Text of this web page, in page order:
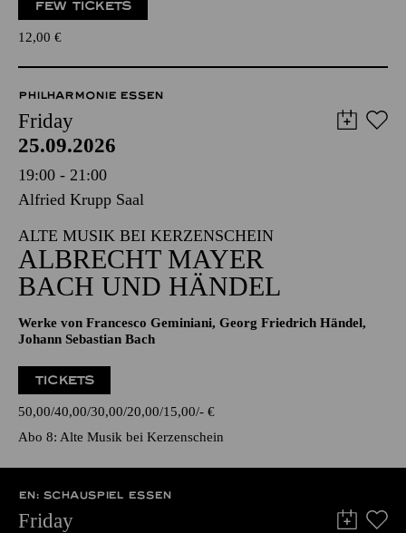
FEW TICKETS
12,00 €
PHILHARMONIE ESSEN
Friday
25.09.2026
19:00 - 21:00
Alfried Krupp Saal
ALTE MUSIK BEI KERZENSCHEIN
ALBRECHT MAYER
BACH UND HÄNDEL
Werke von Francesco Geminiani, Georg Friedrich Händel,
Johann Sebastian Bach
TICKETS
50,00 40,00 30,00 20,00 15,00 - €
Abo 8: Alte Musik bei Kerzenschein
EN: SCHAUSPIEL ESSEN
Friday